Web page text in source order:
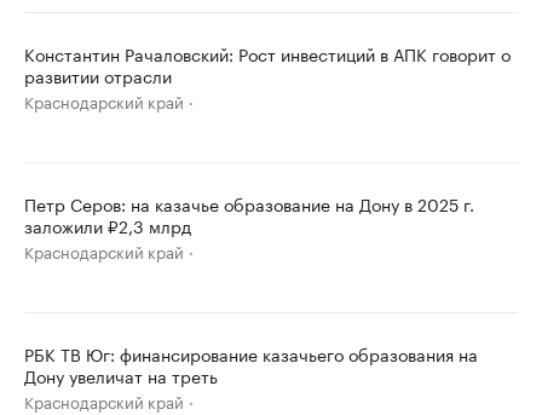
Константин Рачаловский: Рост инвестиций в АПК говорит о
развитии отрасли
Краснодарский край
Петр Серов: на казачье образование на Дону в 2025 г.
заложили ₽2,3 млрд
Краснодарский край
РБК ТВ Юг: финансирование казачьего образования на
Дону увеличат на треть
Краснодарский край